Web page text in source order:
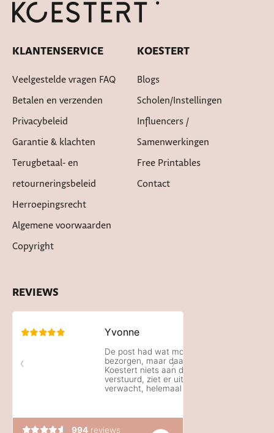
KLANTENSERVICE
Veelgestelde vragen FAQ
Betalen en verzenden
Privacybeleid
Garantie & klachten
Terugbetaal- en
retourneringsbeleid
Herroepingsrecht
Algemene voorwaarden
Copyright
KOESTERT
Blogs
Scholen/instellingen
Influencers /
Samenwerkingen
Free Printables
Contact
REVIEWS